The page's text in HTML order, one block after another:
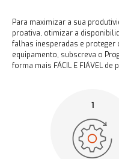
Para maximizar a sua
proativa, otimizar a
falhas inesperadas e
equipamento, subscreva o
forma mais FÁCIL E FIÁVEL
1